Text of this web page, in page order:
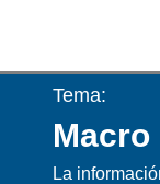
Tema:
Macro
La